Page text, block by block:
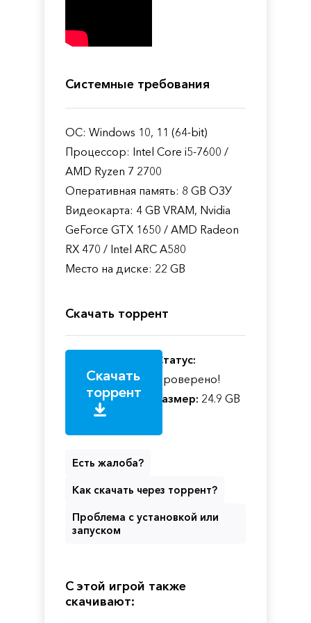
Системные требования
ОС: Windows 10, 11 (64-bit)
Процессор: Intel Core i5-7600 /
AMD Ryzen 7 2700
Оперативная память: 8 GB ОЗУ
Видеокарта: 4 GB VRAM, Nvidia
GeForce GTX 1650 / AMD Radeon
RX 470 / Intel ARC A580
Место на диске: 22 GB
Скачать торрент
Скачать
торрент
Статус:
Проверено!
Размер: 24.9 GB
Есть жалоба?
Как скачать через торрент?
Проблема с установкой или
запуском
С этой игрой также
скачивают: